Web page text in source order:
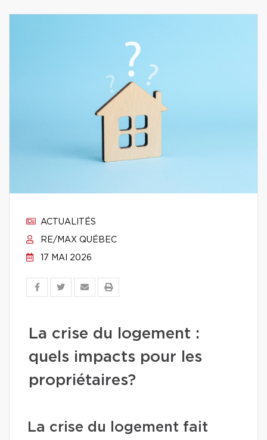
ACTUALITÉS
RE/MAX QUÉBEC
17 MAI 2026
La crise du logement :
quels impacts pour les
propriétaires?
La crise du logement fait